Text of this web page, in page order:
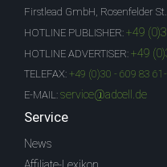
Firstlead GmbH, Rosenfelder
HOTLINE PUBLISHER: +49
HOTLINE ADVERTISER: +49
TELEFAX: +49 (0)30 - 609 83
E-MAIL: service@adcell.de
Service
News